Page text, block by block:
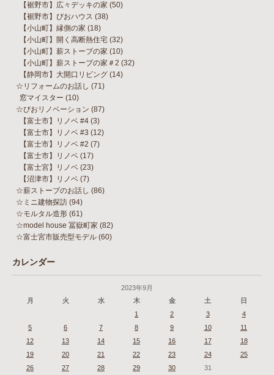
【裾野市】広々デッキの家 (50)
【裾野市】びおハウス (38)
【小山町】縁側の家 (18)
【小山町】開く高断熱住宅 (32)
【小山町】薪ストーブの家 (10)
【小山町】薪ストーブの家＃2 (32)
【静岡市】大開口リビング (14)
☆リフォームのお話し (71)
窓マイスター (10)
☆びおリノベーション (87)
【富士市】リノベ #4 (3)
【富士市】リノベ #3 (12)
【富士市】リノベ #2 (7)
【富士市】リノベ (17)
【富士宮】リノベ (23)
【沼津市】リノベ (7)
☆薪ストーブのお話し (86)
☆ミニ建物探訪 (94)
☆モルタル造形 (61)
☆model house 冨嶽町家 (82)
☆富士宮市販売型モデル (60)
カレンダー
2023年9月
月
火 水 木 金 土
日
1
2 3
4
5
6 7 8 9 10
11
12
13 14 15 16 17
18
19
20 21 22 23 24
25
26
27 28 29 30 31